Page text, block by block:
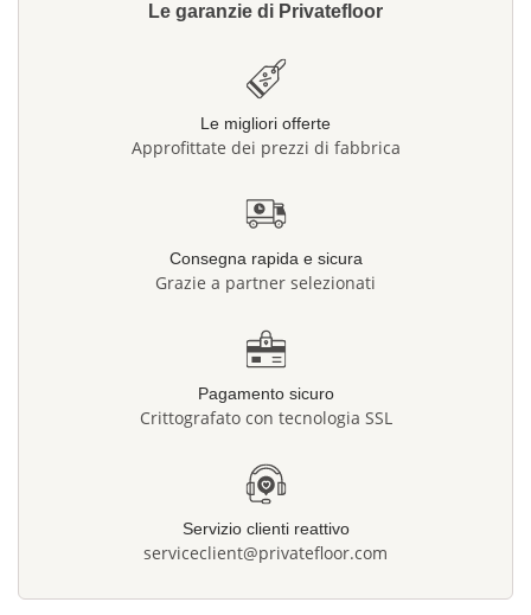
Le garanzie di Privatefloor
Le migliori offerte
Approfittate dei prezzi di fabbrica
Consegna rapida e sicura
Grazie a partner selezionati
Pagamento sicuro
Crittografato con tecnologia SSL
Servizio clienti reattivo
serviceclient@privatefloor.com